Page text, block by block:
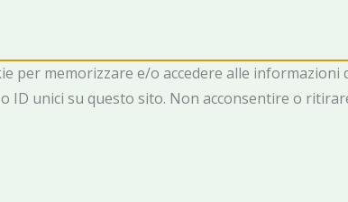
memorizzare e/o accedere alle informazioni
unici su questo sito. Non acconsentire o